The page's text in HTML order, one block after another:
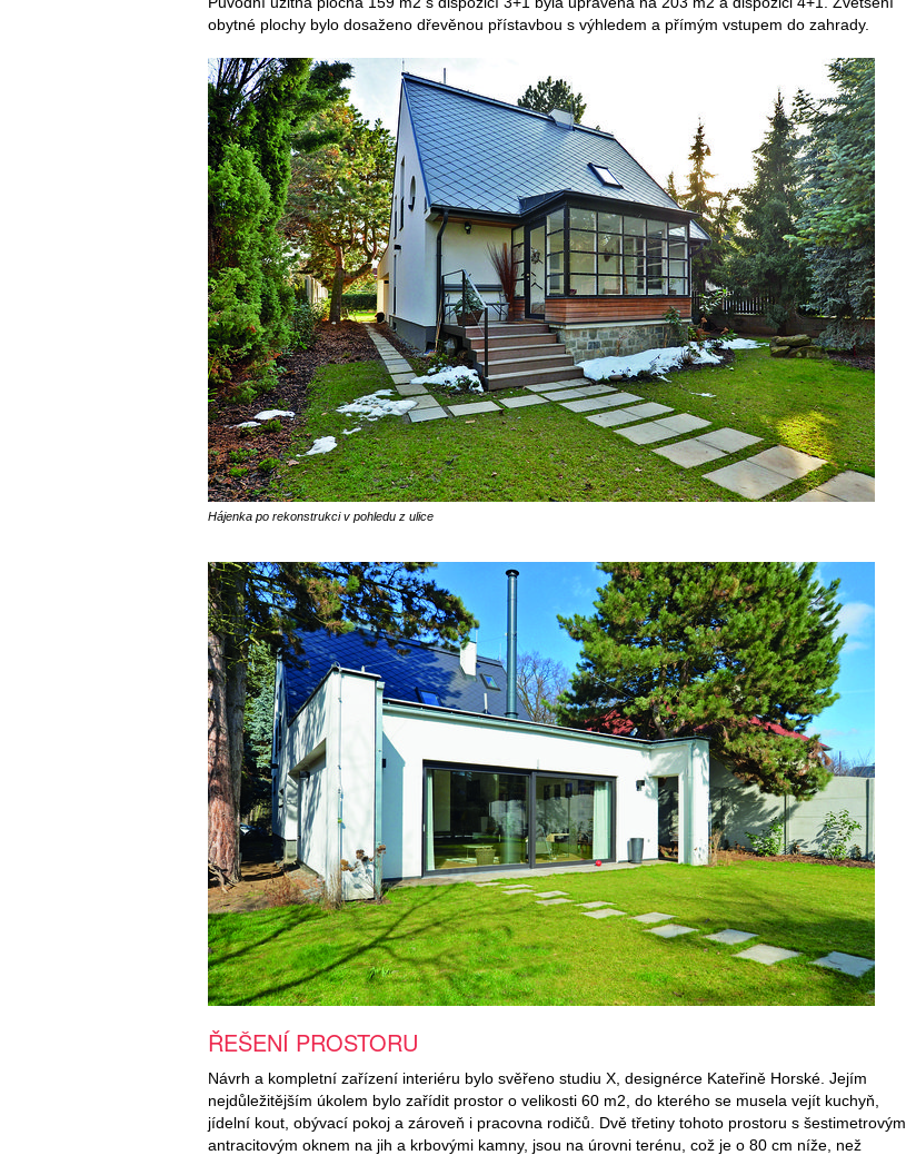
obytné plochy bylo dosaženo dřevěnou přístavbou s výhledem a přímým vstupem do zahrady.
Hájenka po rekonstrukci v pohledu z ulice
ŘEŠENÍ PROSTORU
Návrh a kompletní zařízení interiéru bylo svěřeno studiu X, designérce Kateřině Horské. Jejím
nejdůležitějším úkolem bylo zařídit prostor o velikosti 60 m2, do kterého se musela vejít kuchyň,
jídelní kout, obývací pokoj a zároveň i pracovna rodičů. Dvě třetiny tohoto prostoru s šestimetrovým
antracitovým oknem na jih a krbovými kamny, jsou na úrovni terénu, což je o 80 cm níže, než